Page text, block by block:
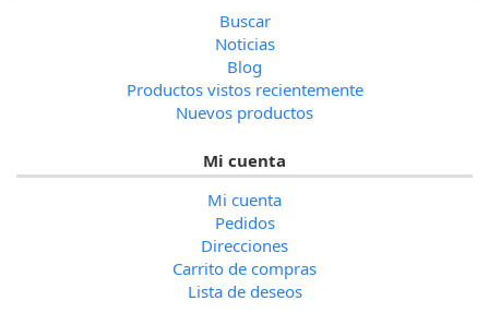
Buscar
Noticias
Blog
Productos vistos recientemente
Nuevos productos
Mi cuenta
Mi cuenta
Pedidos
Direcciones
Carrito de compras
Lista de deseos